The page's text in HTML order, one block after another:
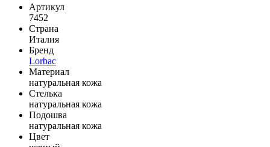
Артикул
7452
Страна
Италия
Бренд
Lorbac
Материал
натуральная кожа
Стелька
натуральная кожа
Подошва
натуральная кожа
Цвет